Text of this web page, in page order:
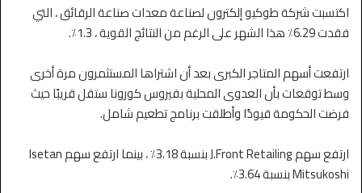
اكتسبت شركة طوكيو إلكترون لصناعة معدات صناعة الرقائق ، التي
فقدت 6.29٪ هذا الشهر على الرغم من النتائج القوية ، 1.3٪.
ارتفعت أسهم المتاجر الكبرى بعد أن اشتراها المستثمرون مرة أخرى
وسط توقعات بأن العدوى المحلية بفيروس كورونا ستقل قريبًا حيث
فرضت الحكومة قيودًا وأطلقت برنامج تطعيم شامل.
ارتفع سهم J.Front Retailing بنسبة 3.18٪ ، بينما ارتفع سهم Isetan
Mitsukoshi بنسبة 3.64٪.